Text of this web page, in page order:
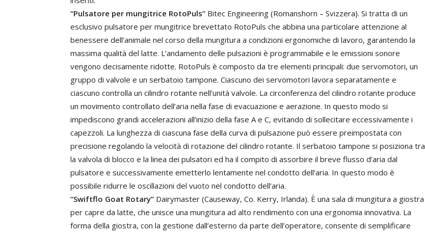
“Pulsatore per mungitrice RotoPuls” Bitec Engineering (Romanshorn – Svizzera). Si tratta di un
esclusivo pulsatore per mungitrice brevettato RotoPuls che abbina una particolare attenzione al
benessere dell’animale nel corso della mungitura a condizioni ergonomiche di lavoro, garantendo la
massima qualità del latte. L’andamento delle pulsazioni è programmabile e le emissioni sonore
vengono decisamente ridotte. RotoPuls è composto da tre elementi principali: due servomotori, un
gruppo di valvole e un serbatoio tampone. Ciascuno dei servomotori lavora separatamente e
ciascuno controlla un cilindro rotante nell’unità valvole. La circonferenza del cilindro rotante produce
un movimento controllato dell’aria nella fase di evacuazione e aerazione. In questo modo si
impediscono grandi accelerazioni all’inizio della fase A e C, evitando di sollecitare eccessivamente i
capezzoli. La lunghezza di ciascuna fase della curva di pulsazione può essere preimpostata con
precisione regolando la velocità di rotazione del cilindro rotante. Il serbatoio tampone si posiziona tra
la valvola di blocco e la linea dei pulsatori ed ha il compito di assorbire il breve flusso d’aria dal
pulsatore e successivamente emetterlo lentamente nel condotto dell’aria. In questo modo è
possibile ridurre le oscillazioni del vuoto nel condotto dell’aria.
“Swiftflo Goat Rotary” Dairymaster (Causeway, Co. Kerry, Irlanda). È una sala di mungitura a giostra
per capre da latte, che unisce una mungitura ad alto rendimento con una ergonomia innovativa. La
forma della giostra, con la gestione dall’esterno da parte dell’operatore, consente di semplificare